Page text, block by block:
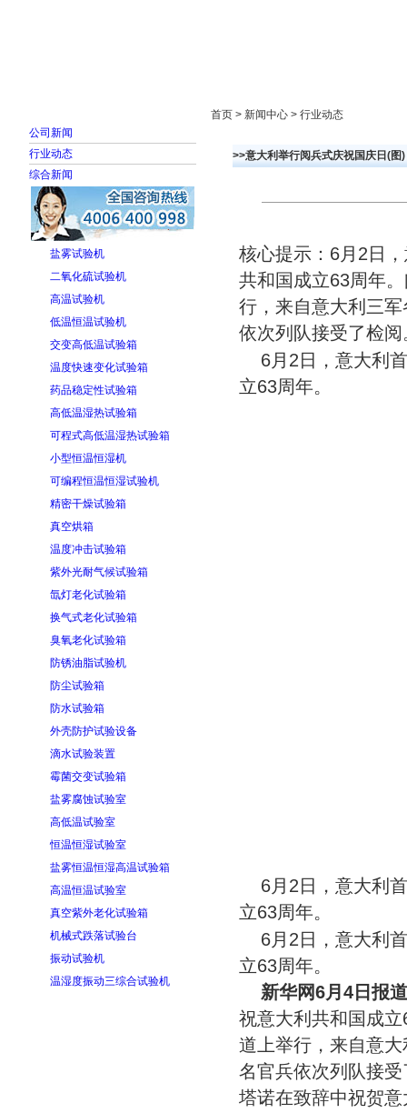
公司新闻
行业动态
综合新闻
盐雾试验机
二氧化硫试验机
高温试验机
低温恒温试验机
交变高低温试验箱
温度快速变化试验箱
药品稳定性试验箱
高低温湿热试验箱
可程式高低温湿热试验箱
小型恒温恒湿机
可编程恒温恒湿试验机
精密干燥试验箱
真空烘箱
温度冲击试验箱
紫外光耐气候试验箱
氙灯老化试验箱
换气式老化试验箱
臭氧老化试验箱
防锈油脂试验机
防尘试验箱
防水试验箱
外壳防护试验设备
滴水试验装置
霉菌交变试验箱
盐雾腐蚀试验室
高低温试验室
恒温恒湿试验室
盐雾恒温恒湿高温试验箱
高温恒温试验室
真空紫外老化试验箱
机械式跌落试验台
振动试验机
温湿度振动三综合试验机
首页 > 新闻中心 > 行业动态
>>意大利举行阅兵式庆祝国庆日(图)
核心提示：6月2日
共和国成立63周年
行，来自意大利三
依次列队接受了检阅
6月2日，意大利
立63周年。
6月2日，意大利
立63周年。
6月2日，意大利
立63周年。
新华网6月4日报
祝意大利共和国成
道上举行，来自意
名官兵依次列队接
塔诺在致辞中祝贺